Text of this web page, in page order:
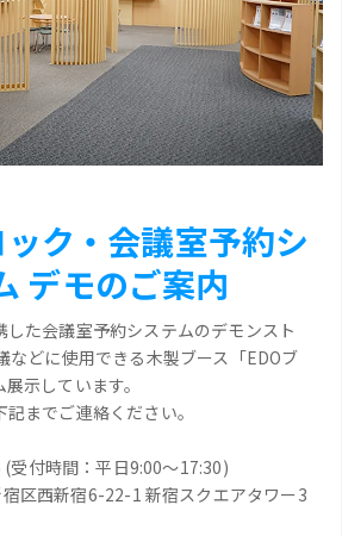
ク・会議室予約シ
デモのご案内
した会議室予約システムのデモンスト
などに使用できる木製ブース「EDOブ
示しています。
までご連絡ください。
付時間：平日9:00～17:30)
区西新宿6-22-1 新宿スクエアタワー3